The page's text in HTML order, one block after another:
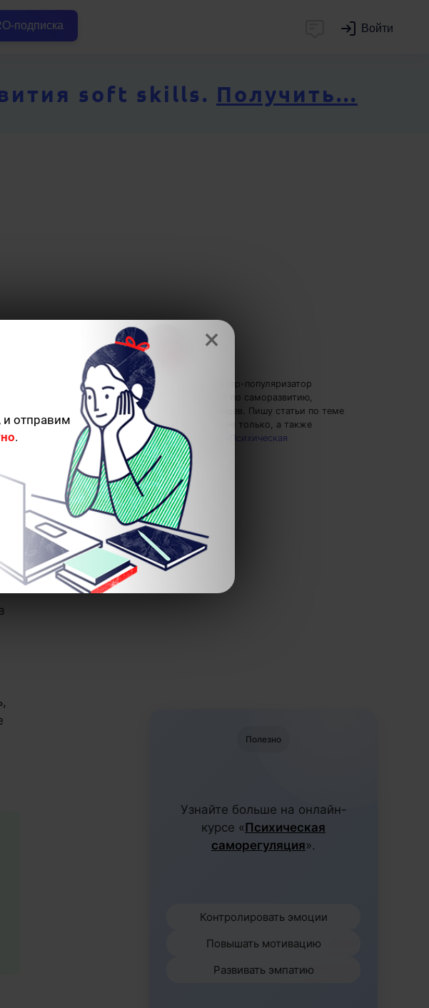
подписка Войти
soft skills. Получить...
Елена Ланта
— автор-популяризатор
экспертных знаний по саморазвитию,
преподаватель танцев. Пишу статьи по теме
«Креативность»
и не только, а также
рекомендую курс
«Психическая
саморегуляция»
Полезно
Узнайте больше на онлайн-
курсе «Психическая
саморегуляция».
Контролировать эмоции
Повышать мотивацию
Развивать эмпатию
×
и отправим
.